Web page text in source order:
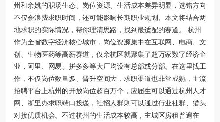
州和余姚的职场生态、岗位资源、生活成本差异明显，选错方向
不仅会浪费求职时间，还可能影响长期职业规划。本文将结合两
地求职的实际情况，帮你理清思路，找到最适配的赛道。 杭州
作为全省数字经济核心城市，岗位资源集中在互联网、电商、文
创、生物医药等高薪赛道，仅余杭区就聚集了超万家数字经济企
业，阿里、网易、拼多多等大厂均设有总部或分部。在这里找工
作，不仅岗位数量多、晋升空间大，求职渠道也非常成熟，主流
招聘平台上杭州的开放岗位超百万个，应届生可以通过杭州人才
网、浙里办求职端口投递，社招人群则可以通过行业社群、猎头
对接优质机会。不过杭州的生活成本较高，主城区房租普遍在